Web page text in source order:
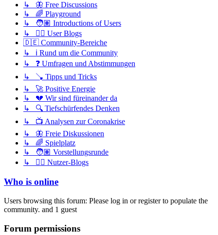
↳ 🦋 Free Discussions
↳ 🌈 Playground
↳ 🧑🏽 Introductions of Users
↳ ✍🏽 User Blogs
🇩🇪 Community-Bereiche
↳ ℹ️ Rund um die Community
↳ ❓ Umfragen und Abstimmungen
↳ 🪠 Tipps und Tricks
↳ 🚀 Positive Energie
↳ 💔 Wir sind füreinander da
↳ 🔍 Tiefschürfendes Denken
↳ 📺 Analysen zur Coronakrise
↳ 🦋 Freie Diskussionen
↳ 🌈 Spielplatz
↳ 🧑🏽 Vorstellungsrunde
↳ ✍🏽 Nutzer-Blogs
Who is online
Users browsing this forum: Please log in or register to populate the
community. and 1 guest
Forum permissions